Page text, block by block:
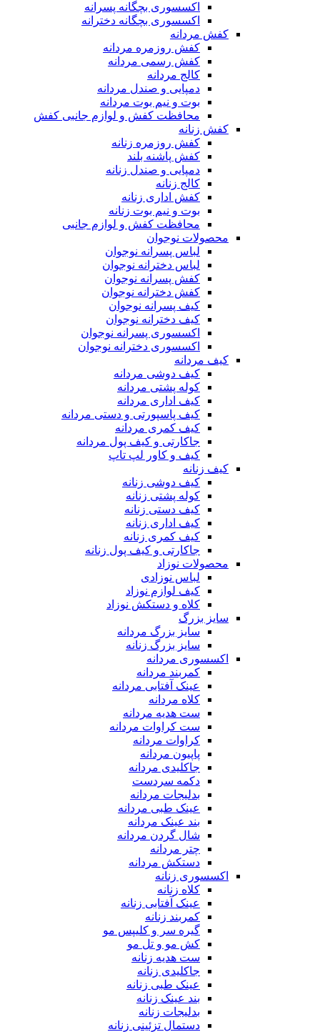
اکسسوری بچگانه پسرانه
اکسسوری بچگانه دخترانه
کفش مردانه
کفش روزمره مردانه
کفش رسمی مردانه
کالج مردانه
دمپایی و صندل مردانه
بوت و نیم بوت مردانه
محافظت کفش و لوازم جانبی کفش
کفش زنانه
کفش روزمره زنانه
کفش پاشنه بلند
دمپایی و صندل زنانه
کالج زنانه
کفش اداری زنانه
بوت و نیم بوت زنانه
محافظت کفش و لوازم جانبی
محصولات نوجوان
لباس پسرانه نوجوان
لباس دخترانه نوجوان
کفش پسرانه نوجوان
کفش دخترانه نوجوان
کیف پسرانه نوجوان
کیف دخترانه نوجوان
اکسسوری پسرانه نوجوان
اکسسوری دخترانه نوجوان
کیف مردانه
کیف دوشی مردانه
کوله پشتی مردانه
کیف اداری مردانه
کیف پاسپورتی و دستی مردانه
کیف کمری مردانه
جاکارتی و کیف پول مردانه
کیف و کاور لپ تاپ
کیف زنانه
کیف دوشی زنانه
کوله پشتی زنانه
کیف دستی زنانه
کیف اداری زنانه
کیف کمری زنانه
جاکارتی و کیف پول زنانه
محصولات نوزاد
لباس نوزادی
کیف لوازم نوزاد
کلاه و دستکش نوزاد
سایز بزرگ
سایز بزرگ مردانه
سایز بزرگ زنانه
اکسسوری مردانه
کمربند مردانه
عینک آفتابی مردانه
کلاه مردانه
ست هدیه مردانه
ست کراوات مردانه
کراوات مردانه
پاپیون مردانه
جاکلیدی مردانه
دکمه سردست
بدلیجات مردانه
عینک طبی مردانه
بند عینک مردانه
شال گردن مردانه
چتر مردانه
دستکش مردانه
اکسسوری زنانه
کلاه زنانه
عینک آفتابی زنانه
کمربند زنانه
گیره سر و کلیپس مو
کش مو و تل مو
ست هدیه زنانه
جاکلیدی زنانه
عینک طبی زنانه
بند عینک زنانه
بدلیجات زنانه
دستمال تزئینی زنانه